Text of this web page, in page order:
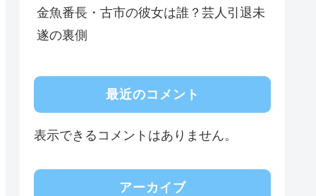
金魚番長・古市の彼女は誰？芸人引退未
遂の裏側
最近のコメント
表示できるコメントはありません。
アーカイブ